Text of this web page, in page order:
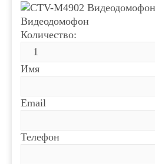
Видеодомофон
Количество:
Имя
Email
Телефон